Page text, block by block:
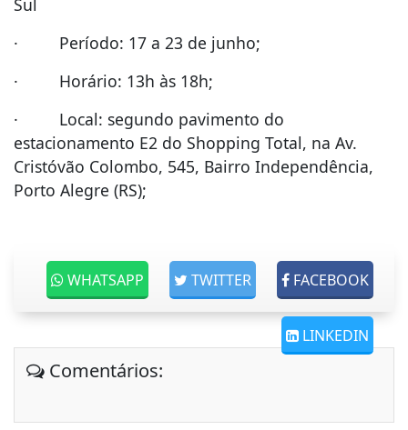
Sul
· Período: 17 a 23 de junho;
· Horário: 13h às 18h;
· Local: segundo pavimento do
estacionamento E2 do Shopping Total, na Av.
Cristóvão Colombo, 545, Bairro Independência,
Porto Alegre (RS);
FACEBOOK
TWITTER
WHATSAPP
LINKEDIN
Comentários: